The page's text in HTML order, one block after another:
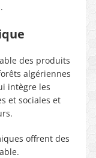
des produits
algériennes
intègre les
et sociales et
offrent des